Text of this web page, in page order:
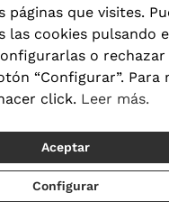
del 21/08 al 23/08
de privacidad Términos y
cookies|Configuración de
© 2026 Visionlab España
páginas que visites.
las cookies pulsando
o rechazar
“Configurar”. Para
click. Leer más.
Aceptar
Configurar